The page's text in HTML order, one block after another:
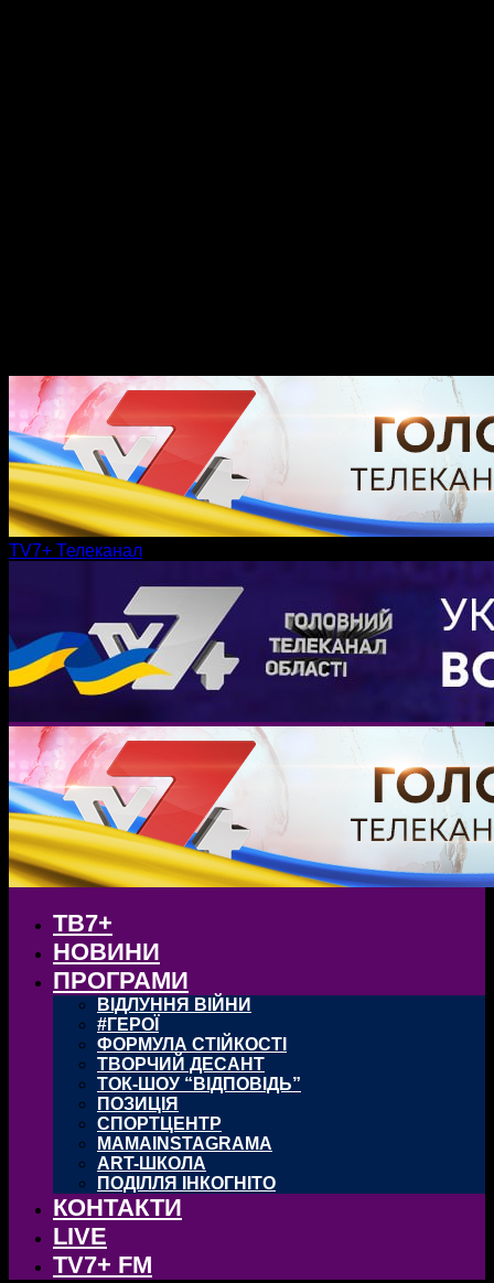
TV7+ Телеканал
ТВ7+
НОВИНИ
ПРОГРАМИ
ВІДЛУННЯ ВІЙНИ
#ГЕРОЇ
ФОРМУЛА СТІЙКОСТІ
ТВОРЧИЙ ДЕСАНТ
ТОК-ШОУ “ВІДПОВІДЬ”
ПОЗИЦІЯ
СПОРТЦЕНТР
MAMAINSTAGRAMA
ART-ШКОЛА
ПОДІЛЛЯ ІНКОГНІТО
КОНТАКТИ
LIVE
TV7+ FM